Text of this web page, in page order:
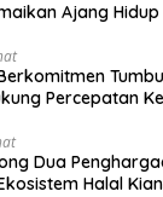
Ajang
Percepatan
Dua
Halal